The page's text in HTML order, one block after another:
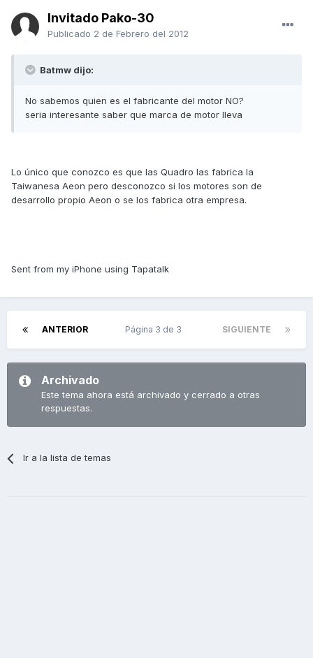
Invitado Pako-30
Publicado 2 de Febrero del 2012
Batmw dijo:
No sabemos quien es el fabricante del motor NO?
seria interesante saber que marca de motor lleva
Lo único que conozco es que las Quadro las fabrica la
Taiwanesa Aeon pero desconozco si los motores son de
desarrollo propio Aeon o se los fabrica otra empresa.
Sent from my iPhone using Tapatalk
ANTERIOR SIGUIENTE
Página 3 de 3
Archivado
Este tema ahora está archivado y cerrado a otras
respuestas.
Ir a la lista de temas